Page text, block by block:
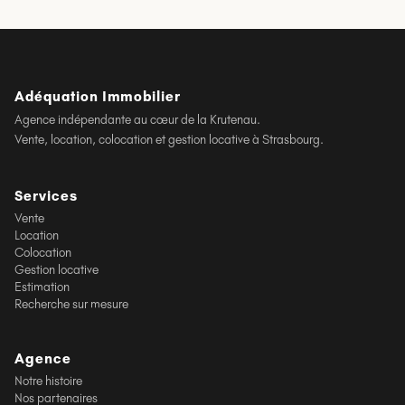
Adéquation Immobilier
Agence indépendante au cœur de la Krutenau.
Vente, location, colocation et gestion locative à Strasbourg.
Services
Vente
Location
Colocation
Gestion locative
Estimation
Recherche sur mesure
Agence
Notre histoire
Nos partenaires